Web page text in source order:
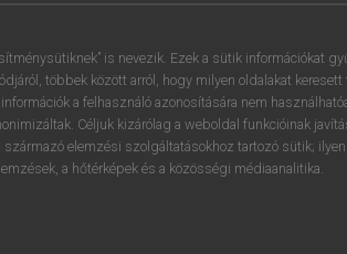
is nevezik. Ezek a sütik információkat
többek között arról, hogy milyen oldalakat
a felhasználó azonosítására nem
Céljuk kizárólag a weboldal funkcióinak
elemzési szolgáltatásokhoz tartozó sütik;
a hőtérképek és a közösségi médiaanalitika.
4 5 6 7 8 9
e r t z u i
f g h j k l é
x c v b n m , .